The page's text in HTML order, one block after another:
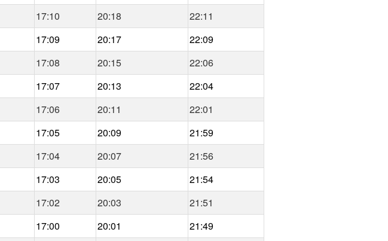
17:10 20:18
22:11
17:09 20:17
22:09
17:08 20:15
22:06
17:07 20:13
22:04
17:06 20:11
22:01
17:05 20:09
21:59
17:04 20:07
21:56
17:03 20:05
21:54
17:02 20:03
21:51
17:00 20:01
21:49